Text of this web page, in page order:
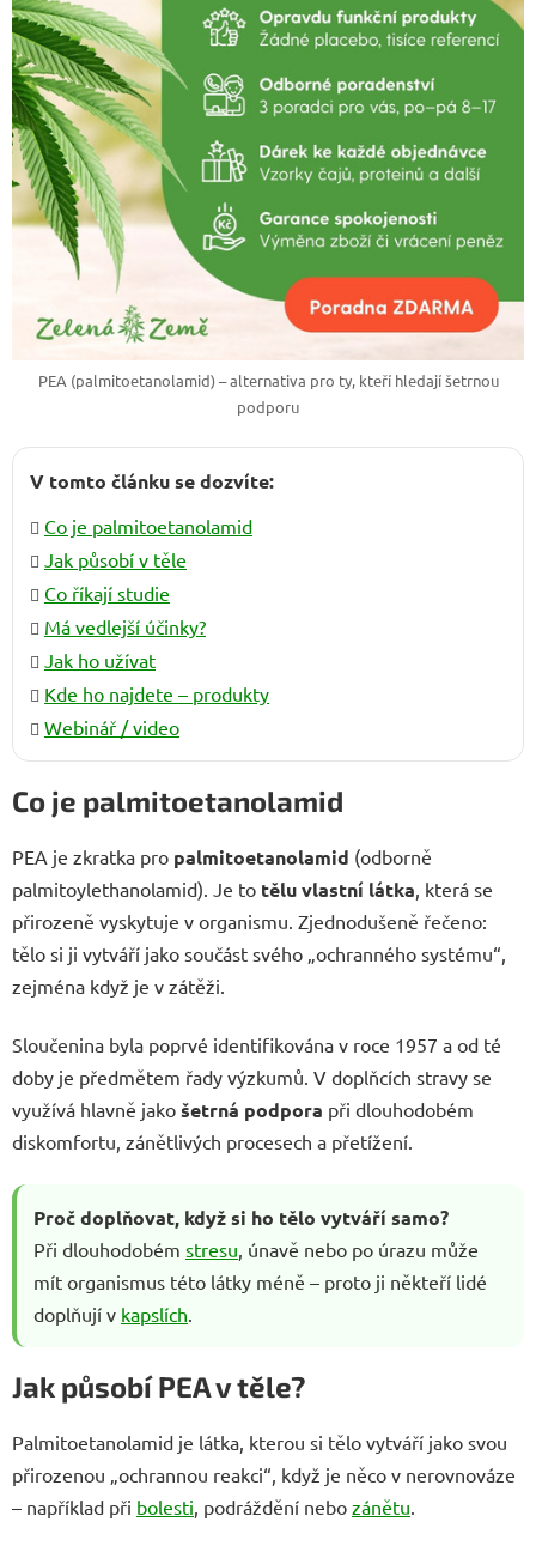
PEA (palmitoetanolamid) – alternativa pro ty, kteří hledají šetrnou
podporu
V tomto článku se dozvíte:
Co je palmitoetanolamid
Jak působí v těle
Co říkají studie
Má vedlejší účinky?
Jak ho užívat
Kde ho najdete – produkty
Webinář / video
Co je palmitoetanolamid
PEA je zkratka pro palmitoetanolamid (odborně
palmitoylethanolamid). Je to tělu vlastní látka, která se
přirozeně vyskytuje v organismu. Zjednodušeně řečeno:
tělo si ji vytváří jako součást svého „ochranného systému“,
zejména když je v zátěži.
Sloučenina byla poprvé identifikována v roce 1957 a od té
doby je předmětem řady výzkumů. V doplňcích stravy se
využívá hlavně jako šetrná podpora při dlouhodobém
diskomfortu, zánětlivých procesech a přetížení.
Proč doplňovat, když si ho tělo vytváří samo?
Při dlouhodobém stresu, únavě nebo po úrazu může
mít organismus této látky méně – proto ji někteří lidé
doplňují v kapslích.
Jak působí PEA v těle?
Palmitoetanolamid je látka, kterou si tělo vytváří jako svou
přirozenou „ochrannou reakci“, když je něco v nerovnováze
– například při bolesti, podráždění nebo zánětu.